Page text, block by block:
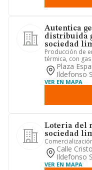
Autentica
distribuida
sociedad
Producción de
térmica, con
Plaza
Ildefonso
VER EN MAPA
Loteria del
sociedad
Calle
Ildefonso
VER EN MAPA